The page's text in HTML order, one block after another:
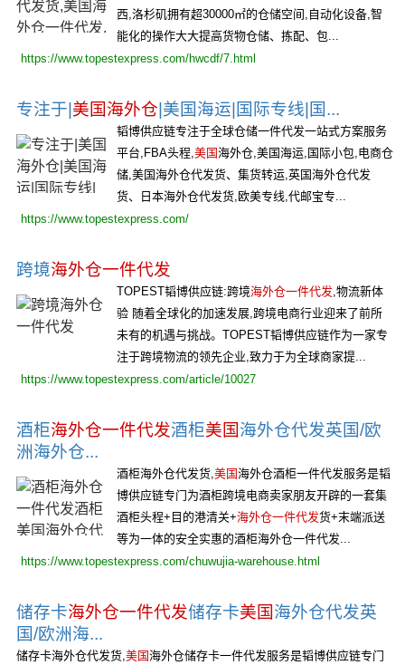
西,洛杉矶拥有超30000㎡的仓储空间,自动化设备,智
能化的操作大大提高货物仓储、拣配、包...
https://www.topestexpress.com/hwcdf/7.html
专注于| 美国海外仓 |美国海运|国际专线|国...
韬博供应链专注于全球仓储一件代发一站式方案服务
平台,FBA头程,美国海外仓,美国海运,国际小包,电商仓
储,美国海外仓代发货、集货转运,英国海外仓代发
货、日本海外仓代发货,欧美专线,代邮宝专...
https://www.topestexpress.com/
跨境海外仓一件代发
TOPEST韬博供应链:跨境海外仓一件代发,物流新体
验 随着全球化的加速发展,跨境电商行业迎来了前所
未有的机遇与挑战。TOPEST韬博供应链作为一家专
注于跨境物流的领先企业,致力于为全球商家提...
https://www.topestexpress.com/article/10027
酒柜海外仓一件代发酒柜美国海外仓代发英国/欧
洲海外仓...
酒柜海外仓代发货,美国海外仓酒柜一件代发服务是韬
博供应链专门为酒柜跨境电商卖家朋友开辟的一套集
酒柜头程+目的港清关+海外仓一件代发货+末端派送
等为一体的安全实惠的酒柜海外仓一件代发...
https://www.topestexpress.com/chuwujia-warehouse.html
储存卡海外仓一件代发储存卡美国海外仓代发英
国/欧洲海...
储存卡海外仓代发货,美国海外仓储存卡一件代发服务是韬博供应链专门